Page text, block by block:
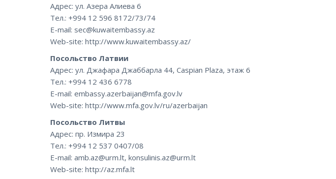
Адрес: ул. Азера Алиева 6
Тел.: +994 12 596 8172/73/74
E-mail: sec@kuwaitembassy.az
Web-site: http://www.kuwaitembassy.az/
Посольство Латвии
Адрес: ул. Джафара Джаббарла 44, Caspian Plaza, этаж 6
Тел.: +994 12 436 6778
E-mail: embassy.azerbaijan@mfa.gov.lv
Web-site: http://www.mfa.gov.lv/ru/azerbaijan
Посольство Литвы
Адрес: пр. Измира 23
Тел.: +994 12 537 0407/08
E-mail: amb.az@urm.lt, konsulinis.az@urm.lt
Web-site: http://az.mfa.lt